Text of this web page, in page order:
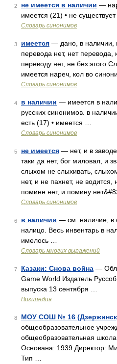
2 не имеется в наличии —
имеется (21) • не существует
Словарь синонимов
3 имеется — дано, в наличии,
перевода нет, нет перевода,
переводу нет, не без этого
имеется нареч, кол во
Словарь синонимов
4 в наличии — имеется в
русских синонимов. в
есть (17) • имеется …
Словарь синонимов
5 не имеется — нет, и в заводе
таки да нет, бог миловал, и
слыхом не слыхивать,
нет, и не пахнет, не водится,
помине нет, и помину
Словарь синонимов
6 в наличии — см. наличие; в
налицо. Весь инвентарь в
имелось …
Словарь многих выражений
7 Казаки: Снова война —
Game World Издатель
выпуска 13 сентября …
Википедия
8 МОУ СОШ № 16
общеобразовательное
общеобразовательная
Основана: 1939 Директор:
Тип …